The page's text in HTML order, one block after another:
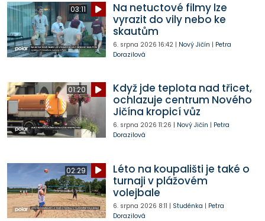
03:11
Na netuctové filmy lze
vyrazit do vily nebo ke
skautům
6. srpna 2026 16:42| Nový Jičín | Petra
Dorazilová
01:20
Když jde teplota nad třicet,
ochlazuje centrum Nového
Jičína kropicí vůz
6. srpna 2026 11:26 | Nový Jičín | Petra
Dorazilová
02:29
Léto na koupališti je také o
turnaji v plážovém
volejbale
6. srpna 2026 8:11 | Studénka | Petra
Dorazilová